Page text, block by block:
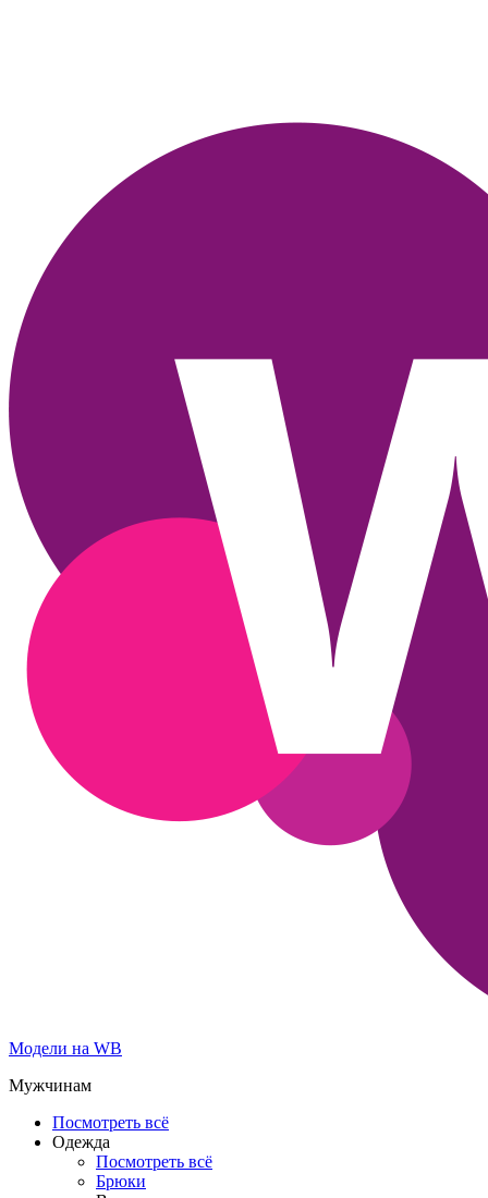
Модели на WB
Мужчинам
Посмотреть всё
Одежда
Посмотреть всё
Брюки